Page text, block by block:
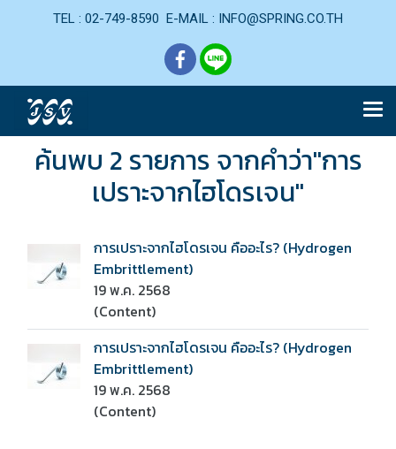
TEL : 02-749-8590 E-MAIL : INFO@SPRING.CO.TH
ค้นพบ 2 รายการ จากคำว่า"การ
เปราะจากไฮโดรเจน"
การเปราะจากไฮโดรเจน คืออะไร? (Hydrogen
Embrittlement)
19 พ.ค. 2568
(Content)
การเปราะจากไฮโดรเจน คืออะไร? (Hydrogen
Embrittlement)
19 พ.ค. 2568
(Content)